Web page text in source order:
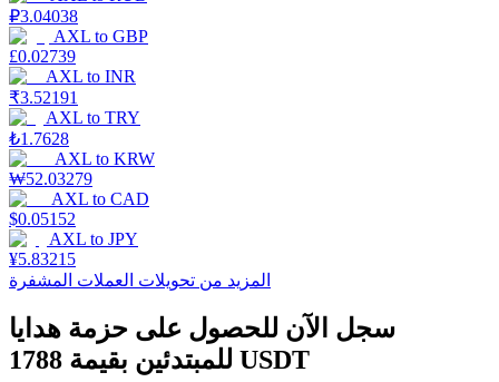
التوقيع المساحي
عوائد عالية والوصول الفوري
الرهان المرن لكسب العملات الرقمية الشهيرة
₽3.04038
AXL to GBP
£0.02739
AXL to INR
₹3.52191
AXL to TRY
₺1.7628
AXL to KRW
₩52.03279
AXL to CAD
$0.05152
AXL to JPY
¥5.83215
المزيد من تحويلات العملات المشفرة
سجل الآن للحصول على حزمة هدايا
للمبتدئين بقيمة 1788 USDT